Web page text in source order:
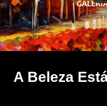
A Beleza